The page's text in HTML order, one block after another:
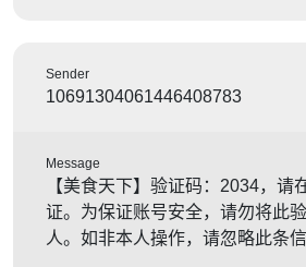
Sender
10691304061446408783
Message
【美食天下】验证码：2034，请
证。为保证账号安全，请勿将此
人。如非本人操作，请忽略此条信